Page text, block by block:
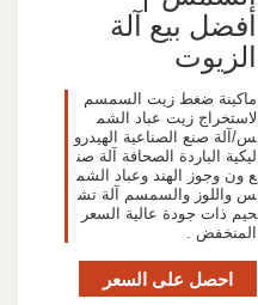
أفضل بيع آلة
الزيوت
ماكينة ضغط زيت السمسم
لاستخراج زيت عباد الشم
س/آلة صنع الصناعية الهيدرو
ليكية الباردة الصحافة آلة صن
ع ون وجوز الهند وعباد الشم
س واللوز والسمسم آلة تش
حيم ذات جودة عالية السعر
المنخفض .
احصل على السعر